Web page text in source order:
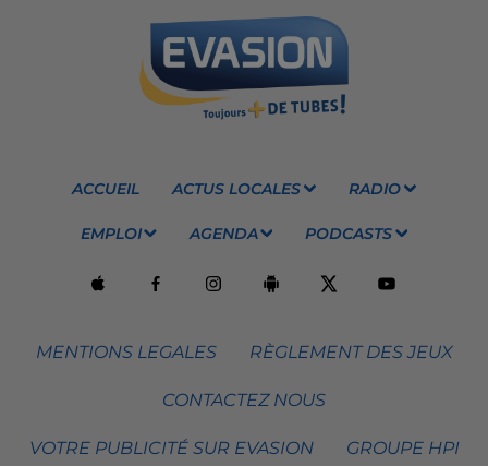
ACCUEIL ACTUS LOCALES RADIO
EMPLOI AGENDA PODCASTS
MENTIONS LEGALES RÈGLEMENT DES JEUX
CONTACTEZ NOUS
VOTRE PUBLICITÉ SUR EVASION GROUPE HPI